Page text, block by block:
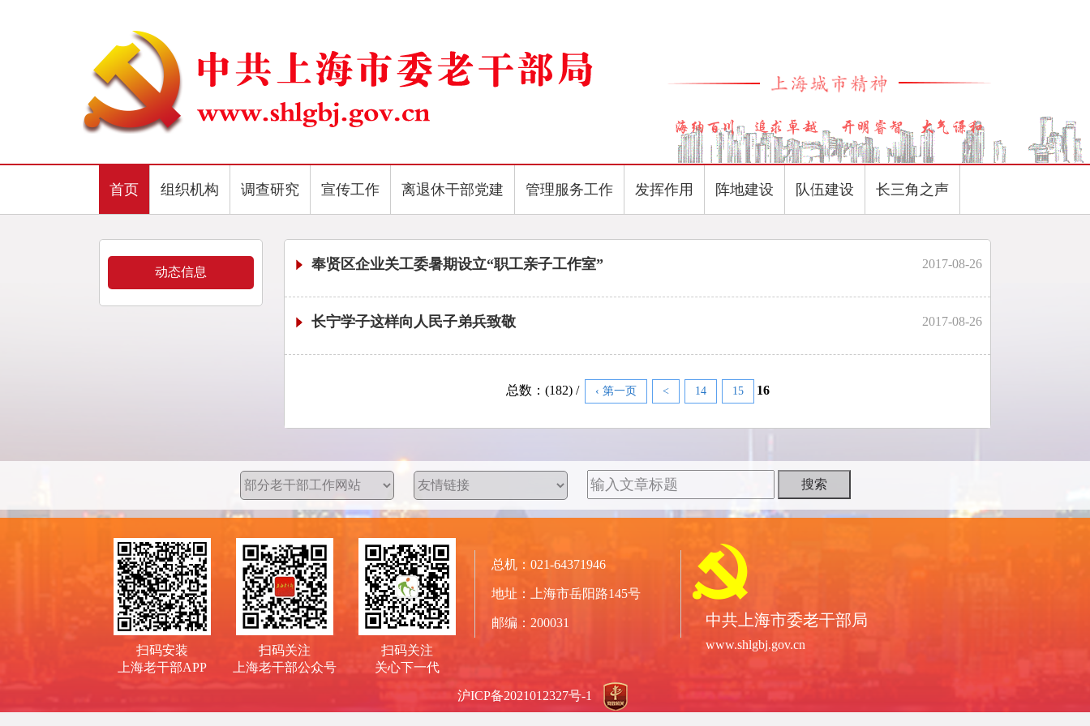
首页 组织机构 调查研究 宣传工作 离退休干部党建 管理服务工作 发挥作用 阵地建设 队伍建设 长三角之声
动态信息 奉贤区企业关工委暑期设立“职工亲子工作室” 2017-08-26
长宁学子这样向人民子弟兵致敬 2017-08-26
总数：(182) / ‹ 第一页 < 14 15 16
扫码安装
上海老干部APP
扫码关注
上海老干部公众号
扫码关注
关心下一代
总机：021-64371946
地址：上海市岳阳路145号
邮编：200031 中共上海市委老干部局
www.shlgbj.gov.cn
沪ICP备2021012327号-1